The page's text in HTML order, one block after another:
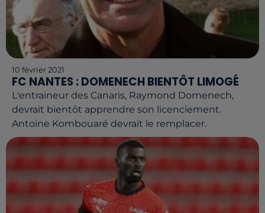
10 février 2021
FC NANTES : DOMENECH BIENTÔT LIMOGÉ
L'entraineur des Canaris, Raymond Domenech,
devrait bientôt apprendre son licenciement.
Antoine Kombouaré devrait le remplacer.